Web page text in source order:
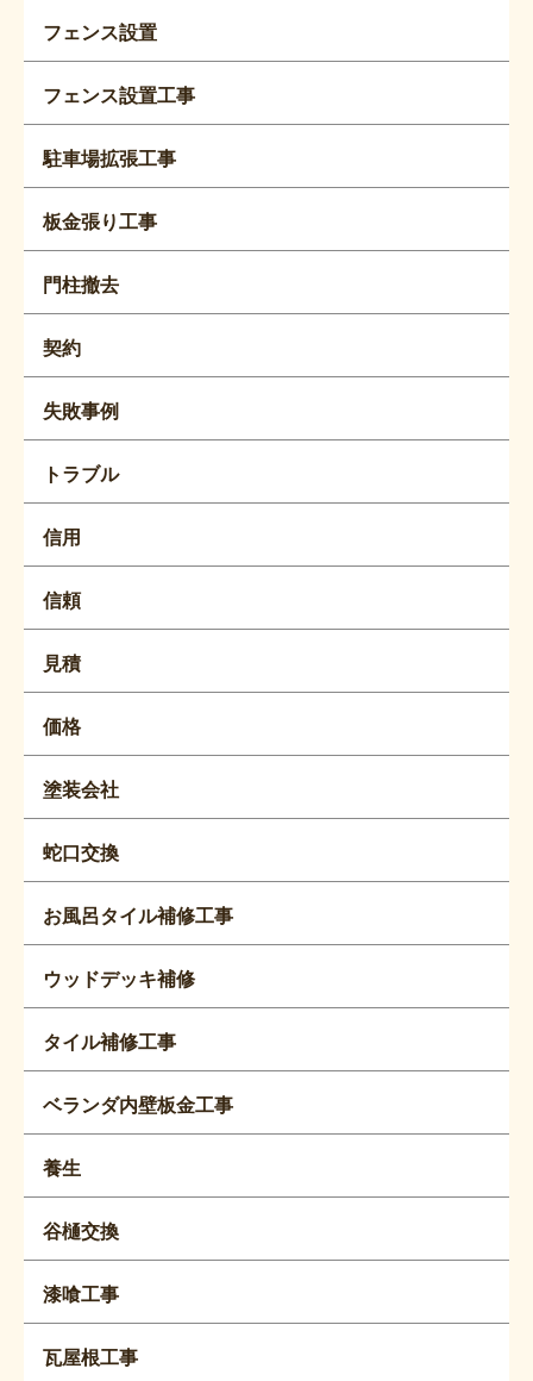
フェンス設置
フェンス設置工事
駐車場拡張工事
板金張り工事
門柱撤去
契約
失敗事例
トラブル
信用
信頼
見積
価格
塗装会社
蛇口交換
お風呂タイル補修工事
ウッドデッキ補修
タイル補修工事
ベランダ内壁板金工事
養生
谷樋交換
漆喰工事
瓦屋根工事